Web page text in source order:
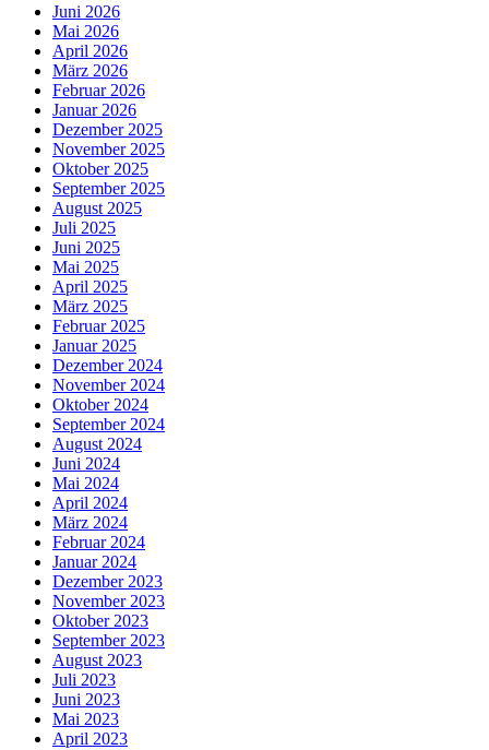
Juni 2026
Mai 2026
April 2026
März 2026
Februar 2026
Januar 2026
Dezember 2025
November 2025
Oktober 2025
September 2025
August 2025
Juli 2025
Juni 2025
Mai 2025
April 2025
März 2025
Februar 2025
Januar 2025
Dezember 2024
November 2024
Oktober 2024
September 2024
August 2024
Juni 2024
Mai 2024
April 2024
März 2024
Februar 2024
Januar 2024
Dezember 2023
November 2023
Oktober 2023
September 2023
August 2023
Juli 2023
Juni 2023
Mai 2023
April 2023